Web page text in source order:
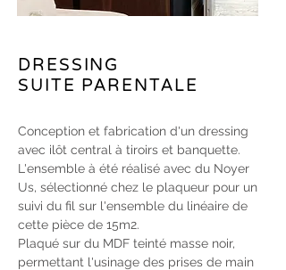
DRESSING
SUITE PARENTALE
Conception et fabrication d'un dressing
avec ilôt central à tiroirs et banquette.
L'ensemble à été réalisé avec du Noyer
Us, sélectionné chez le plaqueur pour un
suivi du fil sur l'ensemble du linéaire de
cette pièce de 15m2.
Plaqué sur du MDF teinté masse noir,
permettant l'usinage des prises de main